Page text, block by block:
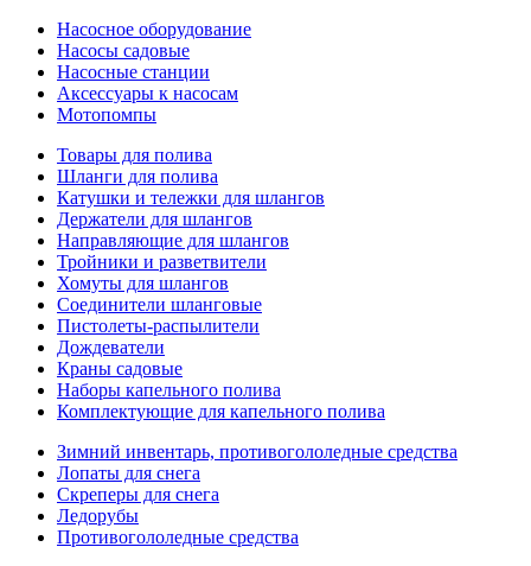
Насосное оборудование
Насосы садовые
Насосные станции
Аксессуары к насосам
Мотопомпы
Товары для полива
Шланги для полива
Катушки и тележки для шлангов
Держатели для шлангов
Направляющие для шлангов
Тройники и разветвители
Хомуты для шлангов
Соединители шланговые
Пистолеты-распылители
Дождеватели
Краны садовые
Наборы капельного полива
Комплектующие для капельного полива
Зимний инвентарь, противогололедные средства
Лопаты для снега
Скреперы для снега
Ледорубы
Противогололедные средства